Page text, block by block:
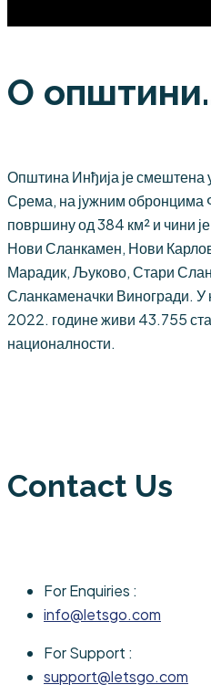
О
Општина Инђија је смештена
Срема, на јужним обронцима
површину од 384 км² и чини
Нови Сланкамен, Нови
Марадик, Љуково, Стари
Сланкаменачки Виногради.
2022. године живи 43.755
националности.
Contact Us
For Enquiries :
info@letsgo.com
For Support :
support@letsgo.com